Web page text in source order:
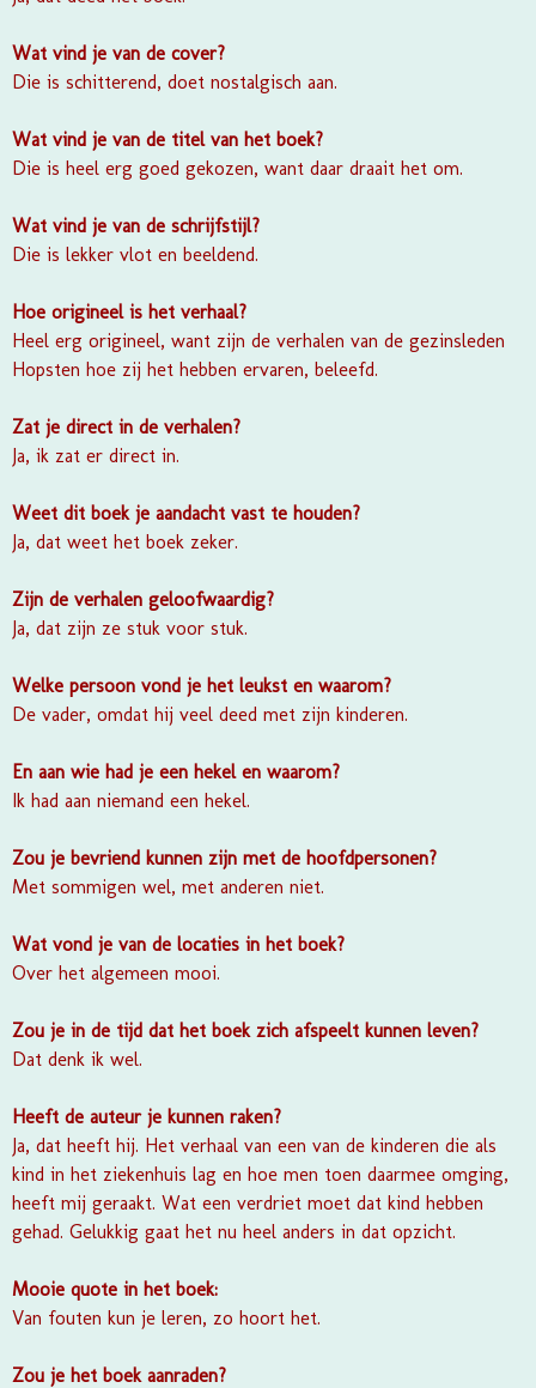
Wat vind je van de cover?
Die is schitterend, doet nostalgisch aan.
Wat vind je van de titel van het boek?
Die is heel erg goed gekozen, want daar draait het om.
Wat vind je van de schrijfstijl?
Die is lekker vlot en beeldend.
Hoe origineel is het verhaal?
Heel erg origineel, want zijn de verhalen van de gezinsleden
Hopsten hoe zij het hebben ervaren, beleefd.
Zat je direct in de verhalen?
Ja, ik zat er direct in.
Weet dit boek je aandacht vast te houden?
Ja, dat weet het boek zeker.
Zijn de verhalen geloofwaardig?
Ja, dat zijn ze stuk voor stuk.
Welke persoon vond je het leukst en waarom?
De vader, omdat hij veel deed met zijn kinderen.
En aan wie had je een hekel en waarom?
Ik had aan niemand een hekel.
Zou je bevriend kunnen zijn met de hoofdpersonen?
Met sommigen wel, met anderen niet.
Wat vond je van de locaties in het boek?
Over het algemeen mooi.
Zou je in de tijd dat het boek zich afspeelt kunnen leven?
Dat denk ik wel.
Heeft de auteur je kunnen raken?
Ja, dat heeft hij. Het verhaal van een van de kinderen die als
kind in het ziekenhuis lag en hoe men toen daarmee omging,
heeft mij geraakt. Wat een verdriet moet dat kind hebben
gehad. Gelukkig gaat het nu heel anders in dat opzicht.
Mooie quote in het boek:
Van fouten kun je leren, zo hoort het.
Zou je het boek aanraden?